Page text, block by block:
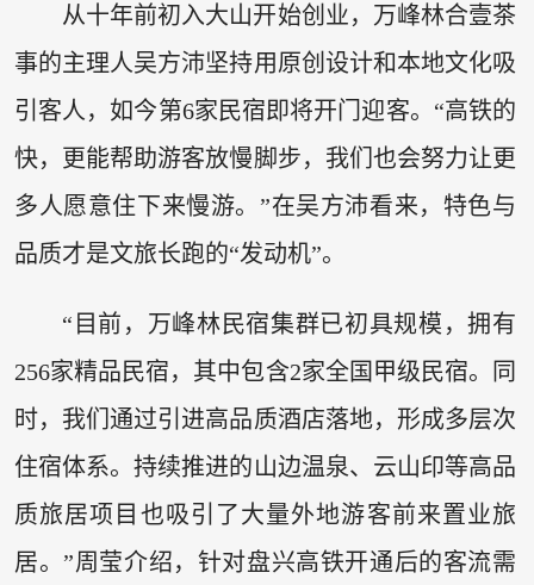
从十年前初入大山开始创业，万峰林合壹茶
事的主理人吴方沛坚持用原创设计和本地文化吸
引客人，如今第6家民宿即将开门迎客。“高铁的
快，更能帮助游客放慢脚步，我们也会努力让更
多人愿意住下来慢游。”在吴方沛看来，特色与
品质才是文旅长跑的“发动机”。
“目前，万峰林民宿集群已初具规模，拥有
256家精品民宿，其中包含2家全国甲级民宿。同
时，我们通过引进高品质酒店落地，形成多层次
住宿体系。持续推进的山边温泉、云山印等高品
质旅居项目也吸引了大量外地游客前来置业旅
居。”周莹介绍，针对盘兴高铁开通后的客流需